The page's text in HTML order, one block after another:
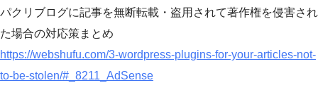
パクリブログに記事を無断転載・盗用されて著作権を侵害され
た場合の対応策まとめ
https://webshufu.com/3-wordpress-plugins-for-your-articles-not-
to-be-stolen/#_8211_AdSense